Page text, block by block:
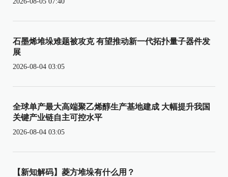
石墨烯堆垛难题被攻克 有望推动新一代拓扑量子器件发
展
2026-08-04 03:05
全球单产最大高端聚乙烯醇生产基地建成 大幅提升我国
关键产业链自主可控水平
2026-08-04 03:05
【新知解码】菱方堆垛有什么用？